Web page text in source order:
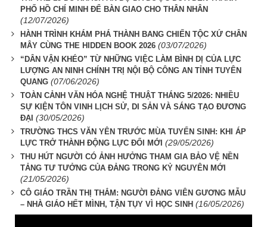
PHỐ HỒ CHÍ MINH ĐỂ BÀN GIAO CHO THÂN NHÂN
(12/07/2026)
HÀNH TRÌNH KHÁM PHÁ THÀNH BANG CHIẾN TỘC XỨ CHÂN
MÂY CÙNG THE HIDDEN BOOK 2026 (03/07/2026)
“DÂN VẬN KHÉO” TỪ NHỮNG VIỆC LÀM BÌNH DỊ CỦA LỰC
LƯỢNG AN NINH CHÍNH TRỊ NỘI BỘ CÔNG AN TỈNH TUYÊN
QUANG (07/06/2026)
TOÀN CẢNH VĂN HÓA NGHỆ THUẬT THÁNG 5/2026: NHIỀU
SỰ KIỆN TÔN VINH LỊCH SỬ, DI SẢN VÀ SÁNG TẠO ĐƯƠNG
ĐẠI (30/05/2026)
TRƯỜNG THCS VĂN YÊN TRƯỚC MÙA TUYỂN SINH: KHI ÁP
LỰC TRỞ THÀNH ĐỘNG LỰC ĐỔI MỚI (29/05/2026)
THU HÚT NGƯỜI CÓ ẢNH HƯỞNG THAM GIA BẢO VỆ NỀN
TẢNG TƯ TƯỞNG CỦA ĐẢNG TRONG KỶ NGUYÊN MỚI
(21/05/2026)
CÔ GIÁO TRẦN THỊ THẮM: NGƯỜI ĐẢNG VIÊN GƯƠNG MẪU
– NHÀ GIÁO HẾT MÌNH, TẬN TỤY VÌ HỌC SINH (16/05/2026)